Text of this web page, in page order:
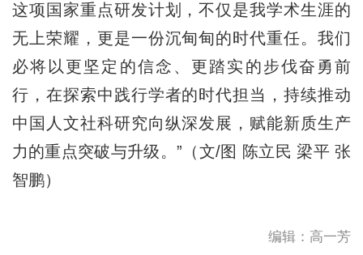
这项国家重点研发计划，不仅是我学术生涯的
无上荣耀，更是一份沉甸甸的时代重任。我们
必将以更坚定的信念、更踏实的步伐奋勇前
行，在探索中践行学者的时代担当，持续推动
中国人文社科研究向纵深发展，赋能新质生产
力的重点突破与升级。”（文/图 陈立民 梁平 张
智鹏）
编辑：高一芳